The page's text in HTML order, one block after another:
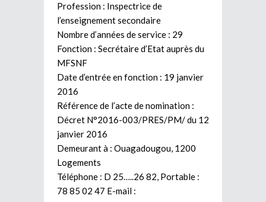
Profession : Inspectrice de
l’enseignement secondaire
Nombre d’années de service : 29
Fonction : Secrétaire d’Etat auprès du
MFSNF
Date d’entrée en fonction : 19 janvier
2016
Référence de l’acte de nomination :
Décret N°2016-003/PRES/PM/ du 12
janvier 2016
Demeurant à : Ouagadougou, 1200
Logements
Téléphone : D 25…..26 82, Portable :
78 85 02 47 E-mail :